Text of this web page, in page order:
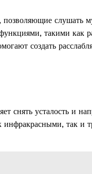
слушать
такими как
создать
снять усталость и
инфракрасными, так и